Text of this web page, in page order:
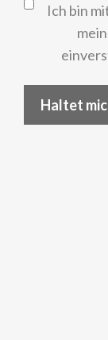
Ich bin
Haltet